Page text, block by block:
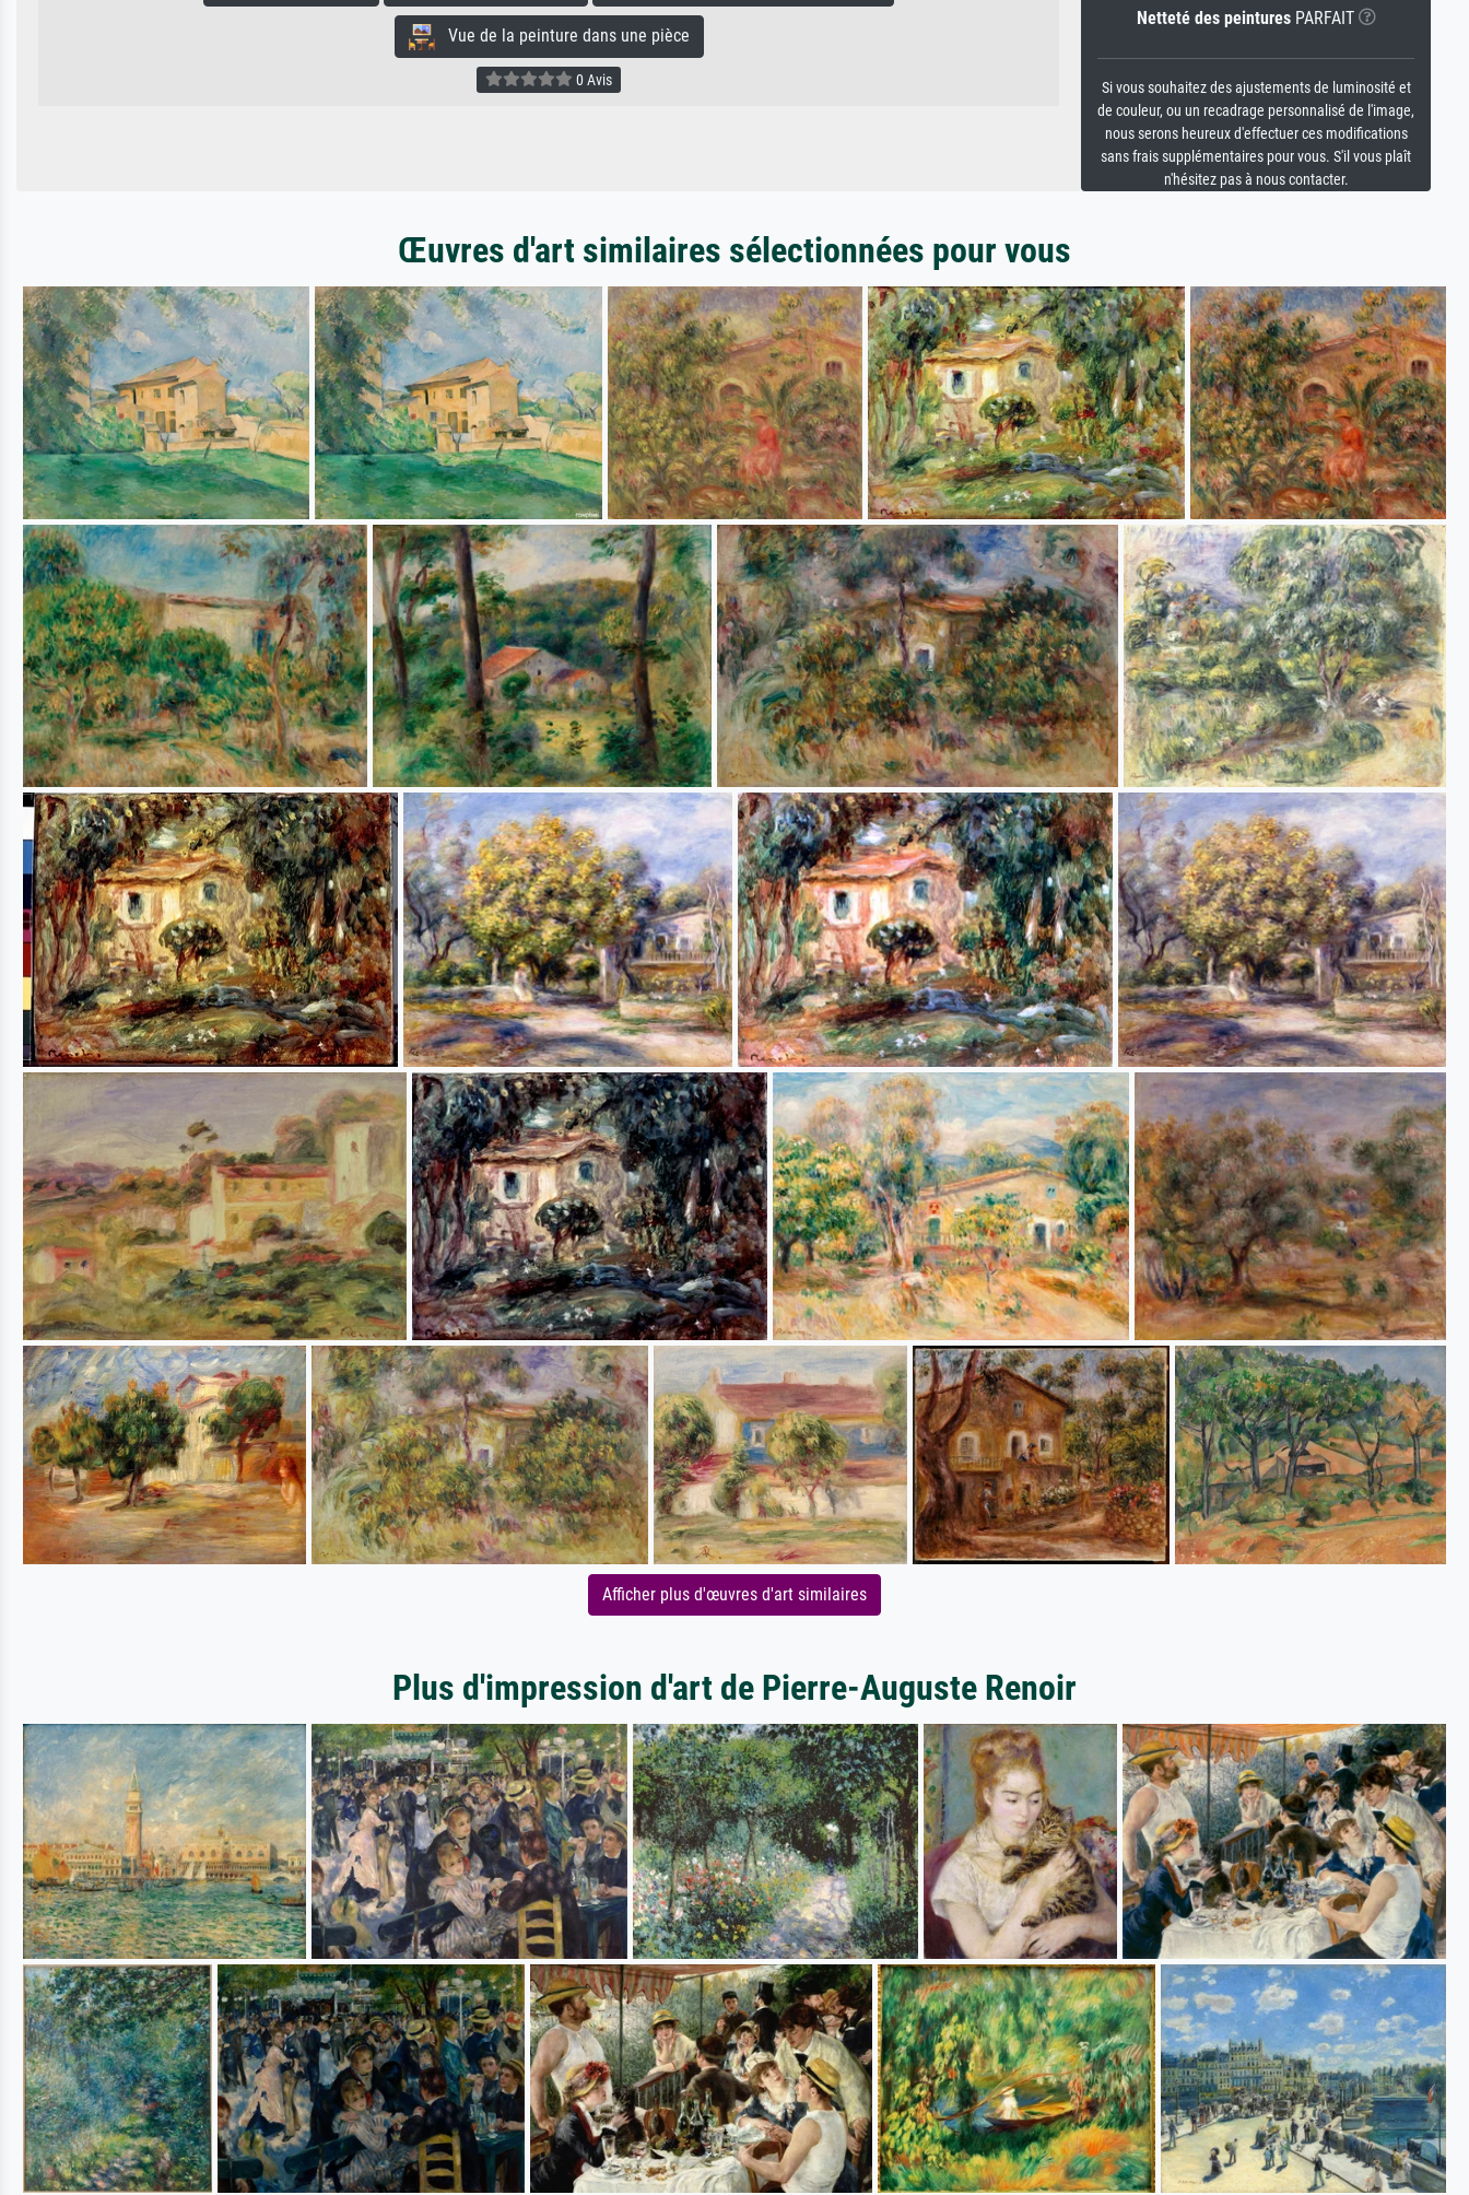
Vue de la peinture dans une pièce
0 Avis
Netteté des peinturesPARFAIT
Si vous souhaitez des ajustements de luminosité et
de couleur, ou un recadrage personnalisé de l'image,
nous serons heureux d'effectuer ces modifications
sans frais supplémentaires pour vous. S'il vous plaît
n'hésitez pas à nous contacter.
Œuvres d'art similaires sélectionnées pour vous
Afficher plus d'œuvres d'art similaires
Plus d'impression d'art de Pierre-Auguste Renoir